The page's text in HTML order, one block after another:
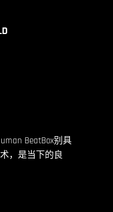
BeatBox别具
，是当下的良